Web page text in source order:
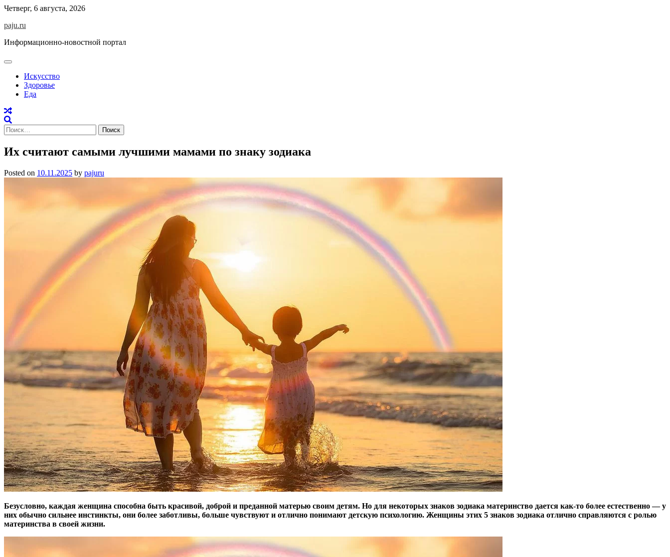
Skip
content
Четверг, 6 августа, 2026
paju.ru
Информационно-новостной портал
Искусство
Здоровье
Еда
Найти:
Их считают самыми лучшими мамами по знаку зодиака
Posted on 10.11.2025 by pajuru
Безусловно, каждая женщина способна быть красивой, доброй и преданной матерью своим детям. Но для некоторых знаков зодиака материнство дается как-то более естественно — у
них обычно сильнее инстинкты, они более заботливы, больше чувствуют и отлично понимают детскую психологию. Женщины этих 5 знаков зодиака отлично справляются с ролью
материнства в своей жизни.